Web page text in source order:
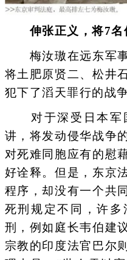
伸张正义，将7名
梅汝璈在远东军事
将土肥原贤二、松井
犯下了滔天罪行的战
对于深受日本军
讲，将发动侵华战争
对死难同胞应有的慰
好诠释。但是，东京
程序，却没有一个共
死刑规定不同，许
刑，例如庭长韦伯建
宗教的印度法官巴尔